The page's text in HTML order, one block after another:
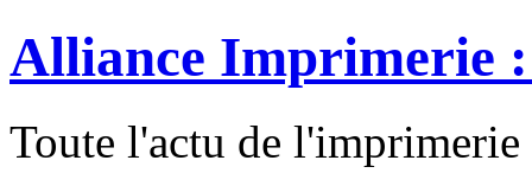
Alliance Imprimerie
Toute l'actu de